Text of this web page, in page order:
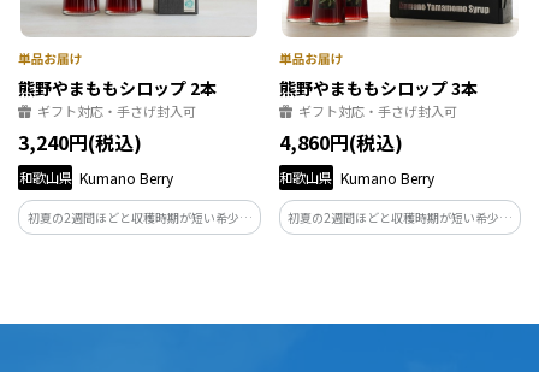
熊野やまももシロップ 2本
ギフト対応・手さげ封入可
3,240円(税込)
和歌山県 Kumano Berry
初夏の2週間ほどと収穫時期が短い希少な
ヤマモモ。そんなヤマモモを丁寧に摘み
熊野やまももシロップ 3本
ギフト対応・手さげ封入可
4,860円(税込)
和歌山県 Kumano Berry
初夏の2週間ほどと収穫時期が短い希少な
ヤマモモ。そんなヤマモモを丁寧に摘み